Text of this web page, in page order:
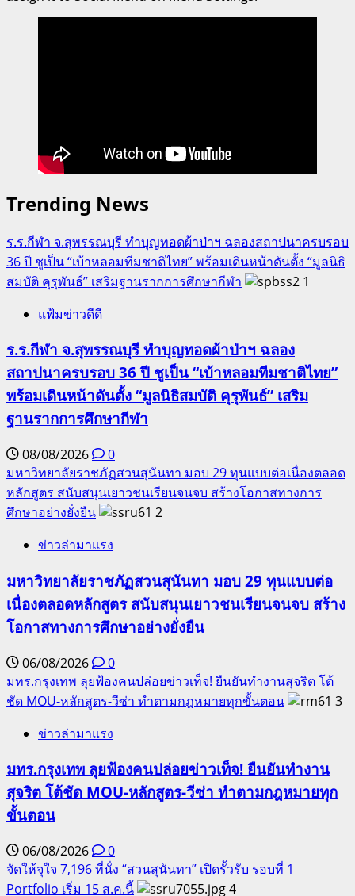
คณบดี
พระราชทาน
เด่น
ชาติ
ด้าน
วิชาการ
Trending News
ร.ร.กีฬา จ.สุพรรณบุรี ทำบุญทอดผ้าป่าฯ ฉลองสถาปนาครบรอบ
36 ปี ชูเป็น “เบ้าหลอมทีมชาติไทย” พร้อมเดินหน้าดันตั้ง “มูลนิธิ
สมบัติ คุรุพันธ์” เสริมฐานรากการศึกษากีฬา
1
แฟ้มข่าวดีดี
ร.ร.กีฬา จ.สุพรรณบุรี ทำบุญทอดผ้าป่าฯ ฉลอง
สถาปนาครบรอบ 36 ปี ชูเป็น “เบ้าหลอมทีมชาติไทย”
พร้อมเดินหน้าดันตั้ง “มูลนิธิสมบัติ คุรุพันธ์” เสริม
ฐานรากการศึกษากีฬา
08/08/2026
0
มหาวิทยาลัยราชภัฏสวนสุนันทา มอบ 29 ทุนแบบต่อเนื่องตลอด
หลักสูตร สนับสนุนเยาวชนเรียนจนจบ สร้างโอกาสทางการ
ศึกษาอย่างยั่งยืน
2
ข่าวล่ามาแรง
มหาวิทยาลัยราชภัฏสวนสุนันทา มอบ 29 ทุนแบบต่อ
เนื่องตลอดหลักสูตร สนับสนุนเยาวชนเรียนจนจบ สร้าง
โอกาสทางการศึกษาอย่างยั่งยืน
06/08/2026
0
มทร.กรุงเทพ ลุยฟ้องคนปล่อยข่าวเท็จ! ยืนยันทำงานสุจริต โต้
ชัด MOU-หลักสูตร-วีซ่า ทำตามกฎหมายทุกขั้นตอน
3
ข่าวล่ามาแรง
มทร.กรุงเทพ ลุยฟ้องคนปล่อยข่าวเท็จ! ยืนยันทำงาน
สุจริต โต้ชัด MOU-หลักสูตร-วีซ่า ทำตามกฎหมายทุก
ขั้นตอน
06/08/2026
0
จัดให้จุใจ 7,196 ที่นั่ง “สวนสุนันทา” เปิดรั้วรับ รอบที่ 1
Portfolio เริ่ม 15 ส.ค.นี้
4